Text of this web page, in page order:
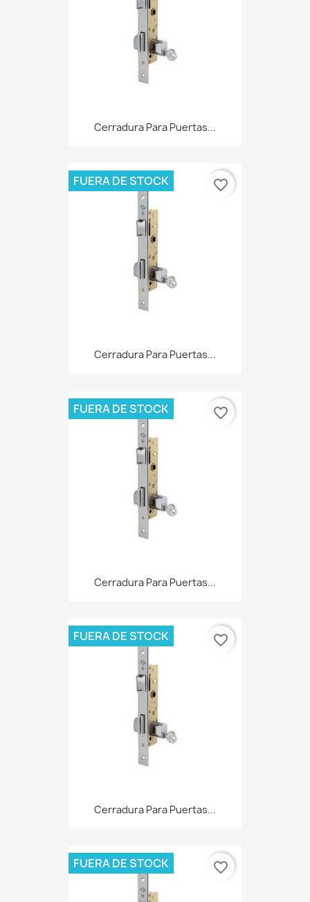
Cerradura Para Puertas...
Cerradura Para Puertas...
FUERA DE STOCK favorite_border
Cerradura Para Puertas...
FUERA DE STOCK favorite_border
Cerradura Para Puertas...
FUERA DE STOCK favorite_border
FUERA DE STOCK favorite_border